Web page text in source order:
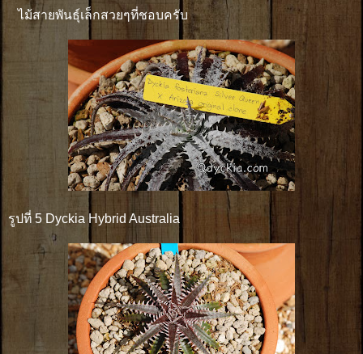
ไม้สายพันธุ์เล็กสวยๆที่ชอบครับ
รูปที่ 5 Dyckia Hybrid Australia